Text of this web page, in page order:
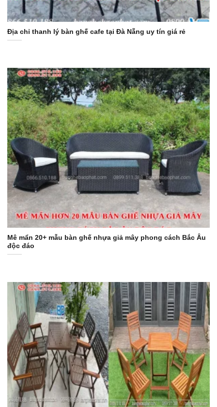
Địa chỉ thanh lý bàn ghế cafe tại Đà Nẵng uy tín giá rẻ
Mê mẩn 20+ mẫu bàn ghế nhựa giả mây phong cách Bắc Âu
độc đáo